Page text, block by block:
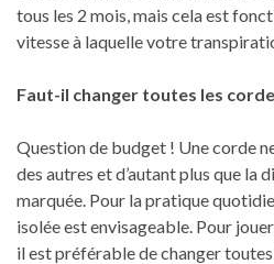
tous les 2 mois, mais cela est
vitesse à laquelle votre
Faut-il changer toutes les
Question de budget ! Une corde
des autres et d’autant plus que la
marquée. Pour la pratique
isolée est envisageable. Pour
il est préférable de changer